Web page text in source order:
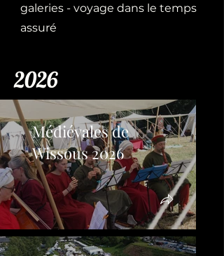
galeries - voyage dans le temps
assuré
2026
Médiévales de
Wissous 2026